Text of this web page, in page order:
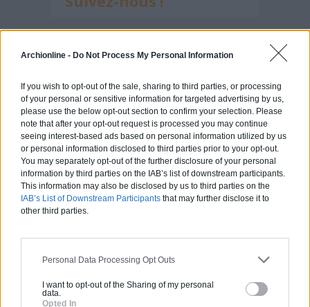
Archionline - Do Not Process My Personal Information
If you wish to opt-out of the sale, sharing to third parties, or processing
of your personal or sensitive information for targeted advertising by us,
please use the below opt-out section to confirm your selection. Please
note that after your opt-out request is processed you may continue
seeing interest-based ads based on personal information utilized by us
or personal information disclosed to third parties prior to your opt-out.
You may separately opt-out of the further disclosure of your personal
information by third parties on the IAB’s list of downstream participants.
This information may also be disclosed by us to third parties on the
IAB’s List of Downstream Participants that may further disclose it to
other third parties.
Personal Data Processing Opt Outs
I want to opt-out of the Sharing of my personal
data.
Opted In
Calculateur Rénovation